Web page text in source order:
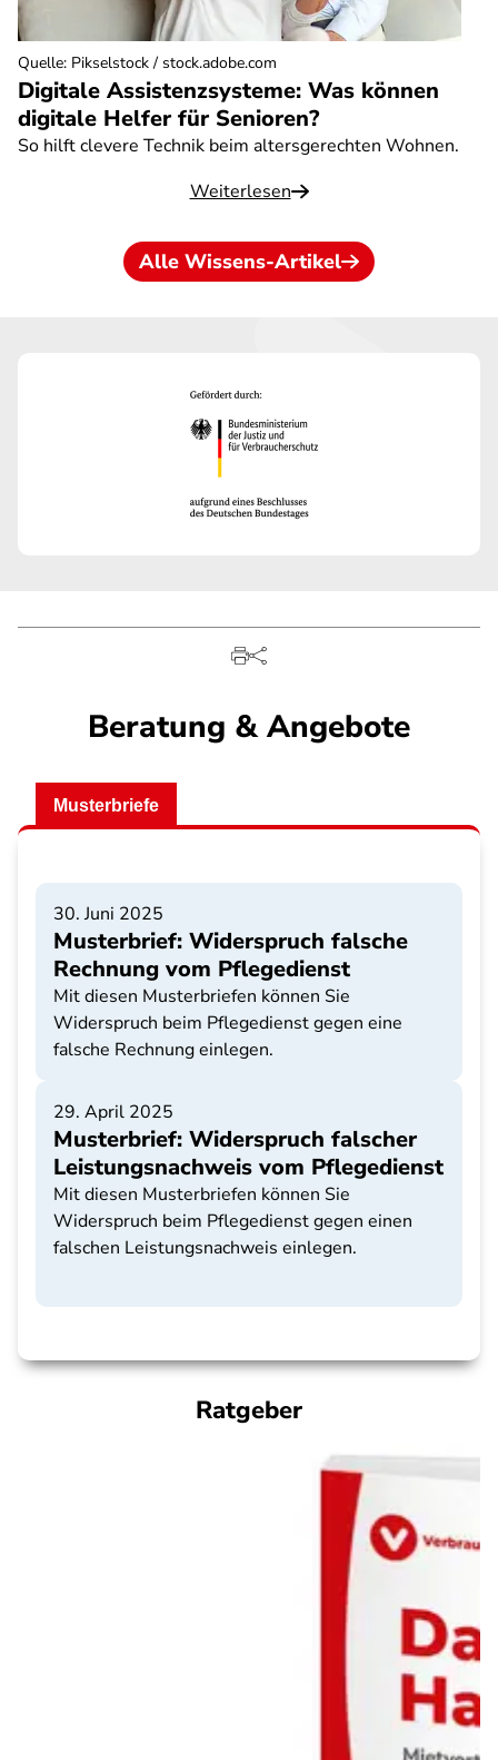
Digitale Assistenzsysteme: Was können
digitale Helfer für Senioren?
So hilft clevere Technik beim altersgerechten Wohnen.
Weiterlesen
Quelle: Pikselstock / stock.adobe.com
Alle Wissens-Artikel
Beratung & Angebote
Musterbriefe
30. Juni 2025
Musterbrief: Widerspruch falsche
Rechnung vom Pflegedienst
Mit diesen Musterbriefen können Sie
Widerspruch beim Pflegedienst gegen eine
falsche Rechnung einlegen.
29. April 2025
Musterbrief: Widerspruch falscher
Leistungsnachweis vom Pflegedienst
Mit diesen Musterbriefen können Sie
Widerspruch beim Pflegedienst gegen einen
falschen Leistungsnachweis einlegen.
Ratgeber